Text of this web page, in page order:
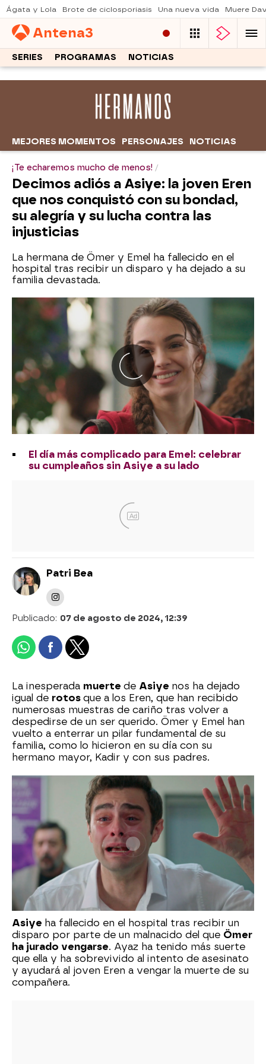
Ágata y Lola Brote de ciclosporiasis Una nueva vida Muere
Antena3
SERIES PROGRAMAS NOTICIAS
MEJORES MOMENTOS PERSONAJES NOTICIAS
¡Te echaremos mucho de menos!
Decimos adiós a Asiye: la joven Eren
que nos conquistó con su bondad,
su alegría y su lucha contra las
injusticias
La hermana de Ömer y Emel ha fallecido en el
hospital tras recibir un disparo y ha dejado a su
familia devastada.
El día más complicado para Emel: celebrar
su cumpleaños sin Asiye a su lado
Ad
Patri Bea
Publicado: 07 de agosto de 2024, 12:39
La inesperada muerte de Asiye nos ha dejado
igual de rotos que a los Eren, que han recibido
numerosas muestras de cariño tras volver a
despedirse de un ser querido. Ömer y Emel han
vuelto a enterrar un pilar fundamental de su
familia, como lo hicieron en su día con su
hermano mayor, Kadir y con sus padres.
Asiye ha fallecido en el hospital tras recibir un
disparo por parte de un malnacido del que Ömer
ha jurado vengarse. Ayaz ha tenido más suerte
que ella y ha sobrevivido al intento de asesinato
y ayudará al joven Eren a vengar la muerte de su
compañera.